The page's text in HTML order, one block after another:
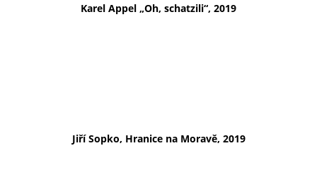
Karel Appel „Oh, schatzili“, 2019
Jiří Sopko, Hranice na Moravě, 2019